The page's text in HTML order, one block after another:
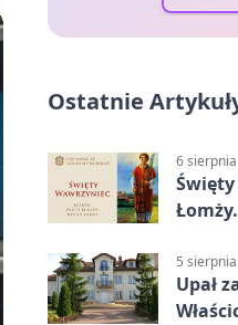
Ostatnie
6
5
Upał